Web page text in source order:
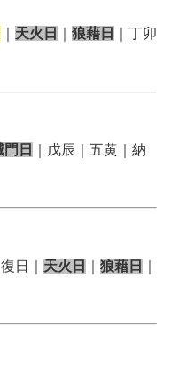
天火日 狼藉日
｜丁卯
門日
｜戊辰｜五黄｜納
復日｜ 天火日 狼藉日